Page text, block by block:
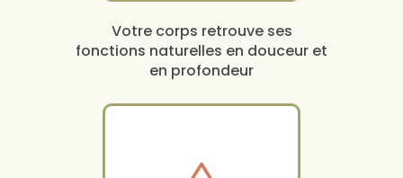
Votre corps retrouve ses
fonctions naturelles en douceur et
en profondeur